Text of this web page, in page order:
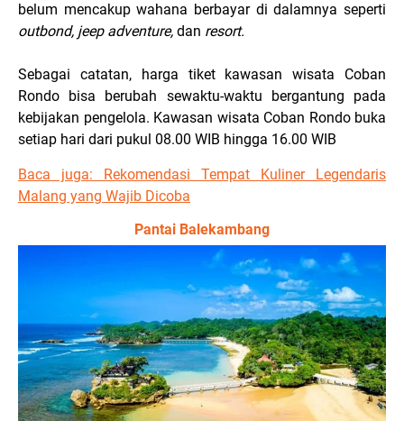
belum mencakup wahana berbayar di dalamnya seperti
outbond, jeep adventure, dan resort.
Sebagai catatan, harga tiket kawasan wisata Coban
Rondo bisa berubah sewaktu-waktu bergantung pada
kebijakan pengelola. Kawasan wisata Coban Rondo buka
setiap hari dari pukul 08.00 WIB hingga 16.00 WIB
Baca juga:
Rekomendasi Tempat Kuliner Legendaris
Malang yang Wajib Dicoba
Pantai Balekambang